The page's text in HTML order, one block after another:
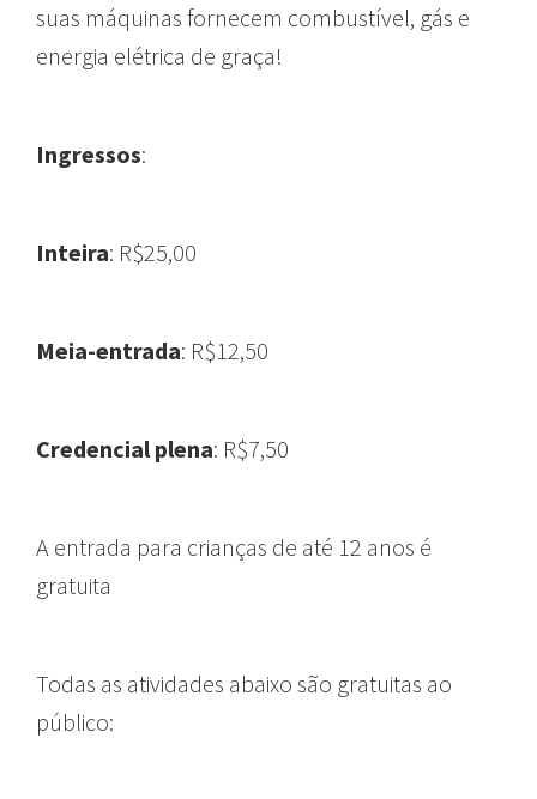
suas máquinas fornecem combustível, gás e
energia elétrica de graça!
Ingressos:
Inteira: R$25,00
Meia-entrada: R$12,50
Credencial plena: R$7,50
A entrada para crianças de até 12 anos é
gratuita
Todas as atividades abaixo são gratuitas ao
público: